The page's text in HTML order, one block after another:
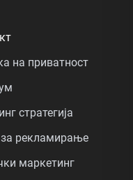
на приватност
стратегија
рекламирање
маркетинг